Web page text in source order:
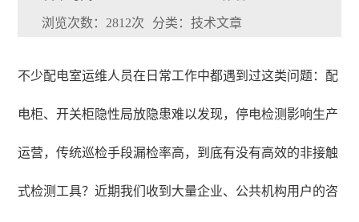
浏览次数：2812次 分类：技术文章
不少配电室运维人员在日常工作中都遇到过这类问题：配
电柜、开关柜隐性局放隐患难以发现，停电检测影响生产
运营，传统巡检手段漏检率高，到底有没有高效的非接触
式检测工具？近期我们收到大量企业、公共机构用户的咨